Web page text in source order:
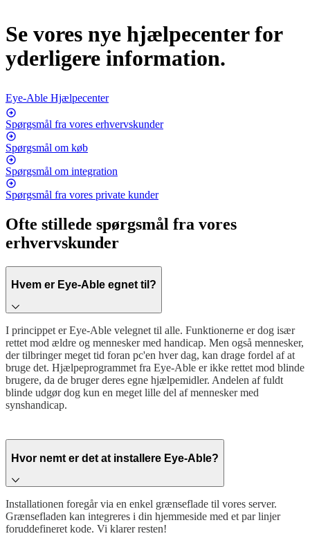
Se vores nye hjælpecenter for
yderligere information.
Eye-Able Hjælpecenter
Spørgsmål fra vores erhvervskunder
Spørgsmål om køb
Spørgsmål om integration
Spørgsmål fra vores private kunder
Ofte stillede spørgsmål fra vores
erhvervskunder
Hvem er Eye-Able egnet til?
I princippet er Eye-Able velegnet til alle. Funktionerne er dog især
rettet mod ældre og mennesker med handicap. Men også mennesker,
der tilbringer meget tid foran pc'en hver dag, kan drage fordel af at
bruge det. Hjælpeprogrammet fra Eye-Able er ikke rettet mod blinde
brugere, da de bruger deres egne hjælpemidler. Andelen af fuldt
blinde udgør dog kun en meget lille del af mennesker med
synshandicap.
Hvor nemt er det at installere Eye-Able?
Installationen foregår via en enkel grænseflade til vores server.
Grænsefladen kan integreres i din hjemmeside med et par linjer
foruddefineret kode. Vi klarer resten!